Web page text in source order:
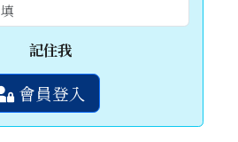
記住我
會員登入